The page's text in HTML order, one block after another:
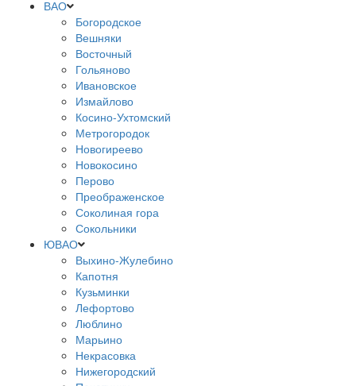
ВАО
Богородское
Вешняки
Восточный
Гольяново
Ивановское
Измайлово
Косино-Ухтомский
Метрогородок
Новогиреево
Новокосино
Перово
Преображенское
Соколиная гора
Сокольники
ЮВАО
Выхино-Жулебино
Капотня
Кузьминки
Лефортово
Люблино
Марьино
Некрасовка
Нижегородский